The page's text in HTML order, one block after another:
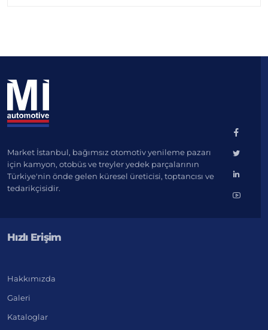
Market İstanbul, bağımsız otomotiv yenileme pazarı
için kamyon, otobüs ve treyler yedek parçalarının
Türkiye'nin önde gelen küresel üreticisi, toptancısı ve
tedarikçisidir.
Hızlı Erişim
Hakkımızda
Galeri
Kataloglar